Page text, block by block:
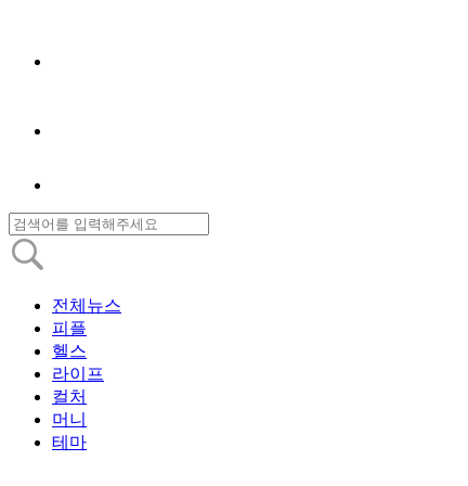
전체뉴스
피플
헬스
라이프
컬처
머니
테마